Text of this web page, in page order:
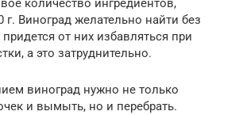
количество ингредиентов,
г. Виноград желательно найти без
от них избавляться при
а это затруднительно.
виноград нужно не только
и вымыть, но и перебрать.